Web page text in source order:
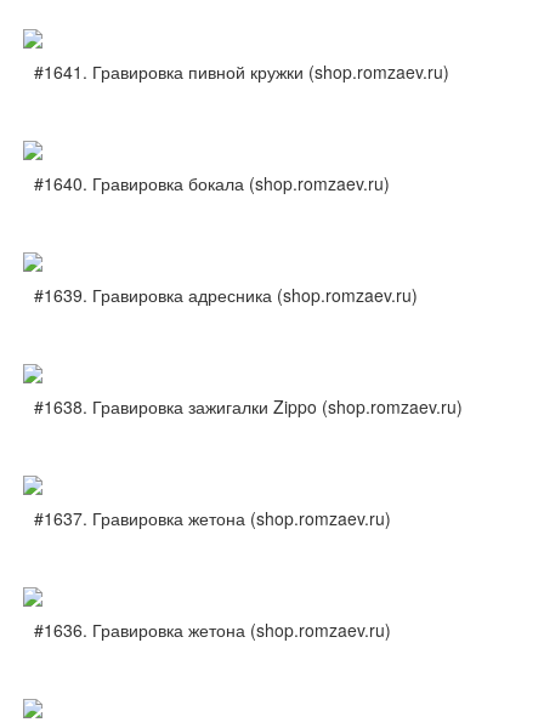
#1641. Гравировка пивной кружки (shop.romzaev.ru)
#1640. Гравировка бокала (shop.romzaev.ru)
#1639. Гравировка адресника (shop.romzaev.ru)
#1638. Гравировка зажигалки Zippo (shop.romzaev.ru)
#1637. Гравировка жетона (shop.romzaev.ru)
#1636. Гравировка жетона (shop.romzaev.ru)